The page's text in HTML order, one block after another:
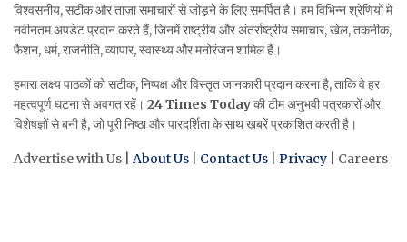
विश्वसनीय, सटीक और ताज़ा समाचारों से जोड़ने के लिए समर्पित है। हम विभिन्न श्रेणियों में
नवीनतम अपडेट प्रदान करते हैं, जिनमें राष्ट्रीय और अंतर्राष्ट्रीय समाचार, खेल, तकनीक,
फैशन, धर्म, राजनीति, व्यापार, स्वास्थ्य और मनोरंजन शामिल हैं।
हमारा लक्ष्य पाठकों को सटीक, निष्पक्ष और विस्तृत जानकारी प्रदान करना है, ताकि वे हर
महत्वपूर्ण घटना से अवगत रहें। 24 Times Todayकी टीम अनुभवी पत्रकारों और
विशेषज्ञों से बनी है, जो पूरी निष्ठा और पारदर्शिता के साथ खबरें प्रकाशित करती है।
Advertise with Us | About Us Contact Us Privacy | Careers